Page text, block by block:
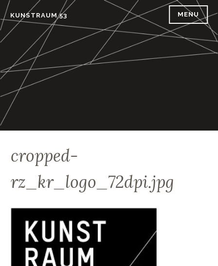
Skip
to
content
KUNSTRAUM 53 MENU
cropped-
rz_kr_logo_72dpi.jpg